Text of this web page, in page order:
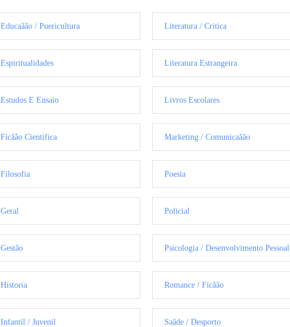
Educaãão / Puericultura
Espiritualidades
Estudos E Ensaio
Ficãão Cientifica
Filosofia
Geral
Gestão
Historia
Infantil / Juvenil
Literatura / Critica
Literatura Estrangeira
Livros Escolares
Marketing / Comunicaãão
Poesia
Policial
Psicologia / Desenvolvimento Pessoal
Romance / Ficãão
Saãde / Desporto